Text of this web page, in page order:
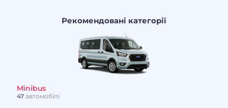
Рекомендовані категорії
Minibus
47автомобілі